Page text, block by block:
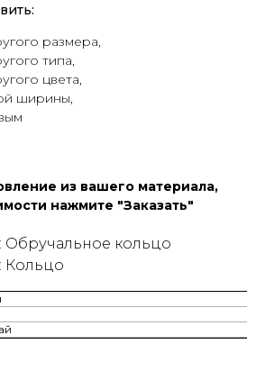
размера,
типа,
цвета,
ширины,
из вашего материала,
нажмите "Заказать"
Обручальное кольцо
Кольцо